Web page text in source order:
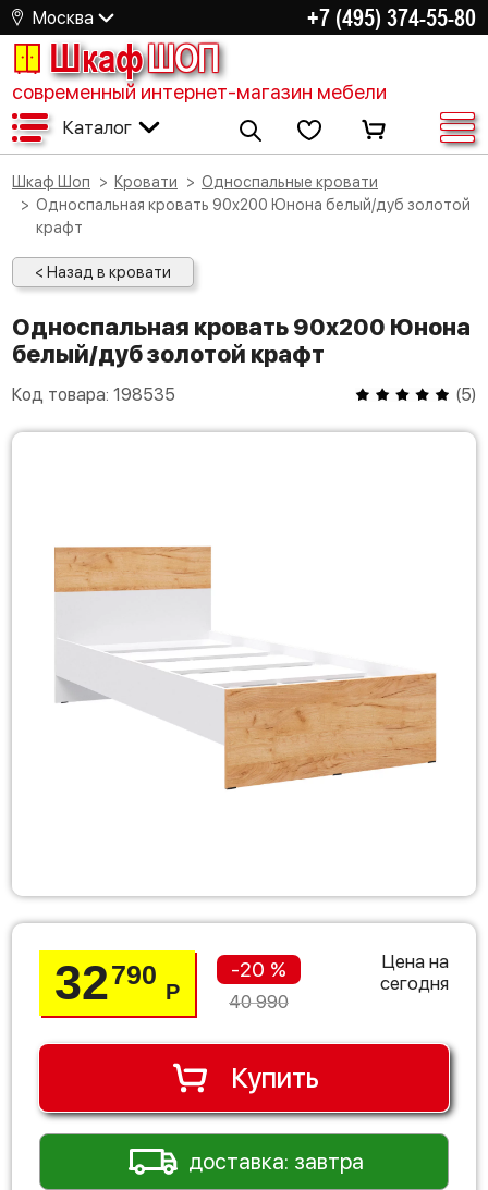
Москва +7 (495) 374-55-80
ШкафШОП
современный интернет-магазин мебели
Каталог
Шкаф Шоп Кровати
Односпальные кровати
Односпальная кровать 90х200 Юнона белый/дуб золотой
крафт
< Назад в кровати
Односпальная кровать 90х200 Юнона
белый/дуб золотой крафт
Код товара: 198535 (5)
32790
Р
-20 %
40 990
Цена на
сегодня
Купить
доставка: завтра